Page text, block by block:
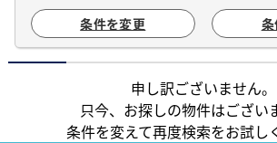
条件を変更
申し訳ございません。
只今、お探しの物件はござい
条件を変えて再度検索をお試し